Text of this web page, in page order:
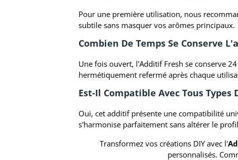
Pour une première utilisation, nous
subtile sans masquer vos arômes principaux.
Combien De Temps Se Conserve
Une fois ouvert, l'Additif Fresh se conserve
hermétiquement refermé après chaque
Est-Il Compatible Avec Tous Types
Oui, cet additif présente une compatibilité
s'harmonise parfaitement sans altérer le
Transformez vos créations DIY avec l'
personnalisés.